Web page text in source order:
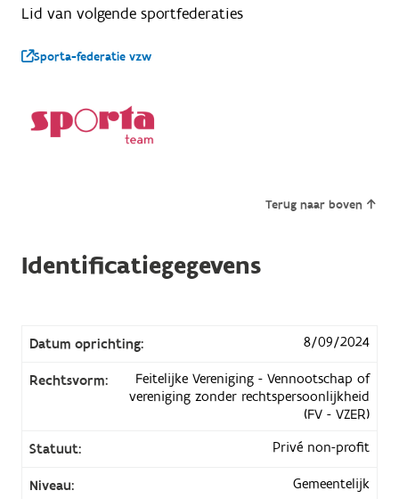
Lid van volgende sportfederaties
Sporta-federatie vzw
Terug naar boven
Identificatiegegevens
Datum oprichting: 8/09/2024
Rechtsvorm:
Feitelijke Vereniging - Vennootschap of
vereniging zonder rechtspersoonlijkheid
(FV - VZER)
Statuut:
Privé non-profit
Niveau: Gemeentelijk